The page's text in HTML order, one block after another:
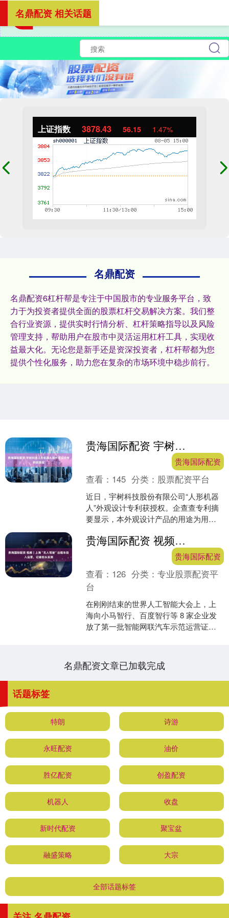
上证指数 3878.43 56.15 1.47%
名鼎配资
名鼎配资6杠杆帮是专注于中国股市的专业服务平台，致
力于为投资者提供全面的股票杠杆交易解决方案。我们整
合行业资源，提供实时行情分析、杠杆策略指导以及风险
管理支持，帮助用户在股市中灵活运用杠杆工具，实现收
益最大化。无论您是新手还是资深投资者，杠杆帮都为您
提供个性化服务，助力您在复杂的市场环境中稳步前行。
名鼎配资 相关话题
贵海国际配资 宇树科技人形机器人新外观设计专利获授权
贵海国际配资
查看： 145 分类： 股票配资平台
近日，宇树科技股份有限公司“人形机器
人”外观设计专利获授权。企查查专利摘
要显示，本外观设计产品的用途为用于
等场景的机器人，设计.... 贵海国际配资 视频｜上海“无人驾驶”出租车投入运营，记者街头实测
贵海国际配资
查看： 126 分类：专业股票配资平
台
在刚刚结束的世界人工智能大会上，上
海向小马智行、百度智行等 8 家企业发
放了第一批智能网联汽车示范运营证。
名鼎配资文章已加载完成
话题标签
特朗 诗游
永旺配资 油价
胜亿配资 创盈配资
机器人 收盘
新时代配资 聚宝盆
融盛策略 大宗
全部话题标签